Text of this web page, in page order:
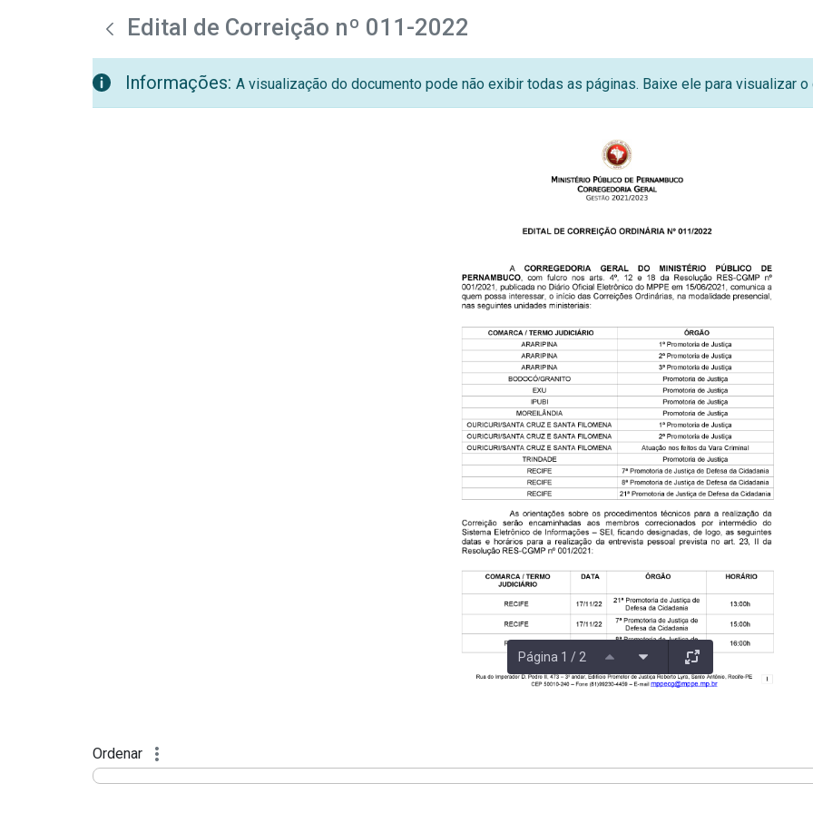
Pular para o Conteúdo principal
teste descricaoEdital de Correição nº 011-2022
Informações: A visualização do documento pode não exibir todas as páginas. Baixe ele para visualizar
Página 1 / 2
Ordenar